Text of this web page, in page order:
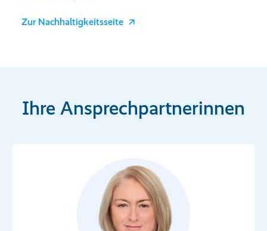
Zur Nachhaltigkeitsseite
Ihre Ansprechpartnerinnen